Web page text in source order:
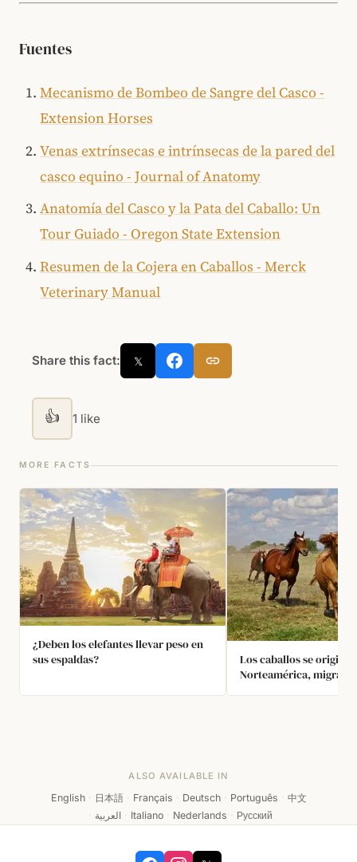
Fuentes
Mecanismo de Bombeo de Sangre del Casco -
Extension Horses
Venas extrínsecas e intrínsecas de la pared del
casco equino - Journal of Anatomy
Anatomía del Casco y la Pata del Caballo: Un
Tour Guiado - Oregon State Extension
Resumen de la Cojera en Caballos - Merck
Veterinary Manual
Share this fact: 𝕏
👍 1 like
MORE FACTS
¿Deben los elefantes llevar peso en
sus espaldas?
Los caballos se
Norteamérica,
ALSO AVAILABLE IN
English · 日本語 · Français · Deutsch · Português · 中文
· العربية · Italiano · Nederlands · Русский